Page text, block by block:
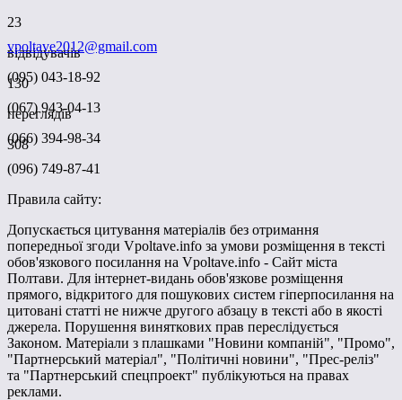
23
відвідувачів
130
переглядів
308
vpoltave2012@gmail.com
(095) 043-18-92
(067) 943-04-13
(066) 394-98-34
(096) 749-87-41
Правила сайту:
Допускається цитування матеріалів без отримання
попередньої згоди Vpoltave.info за умови розміщення в тексті
обов'язкового посилання на Vpoltave.info - Сайт міста
Полтави. Для інтернет-видань обов'язкове розміщення
прямого, відкритого для пошукових систем гіперпосилання на
цитовані статті не нижче другого абзацу в тексті або в якості
джерела. Порушення виняткових прав переслідується
Законом. Матеріали з плашками "Новини компаній", "Промо",
"Партнерський матеріал", "Політичні новини", "Прес-реліз"
та "Партнерський спецпроект" публікуються на правах
реклами.